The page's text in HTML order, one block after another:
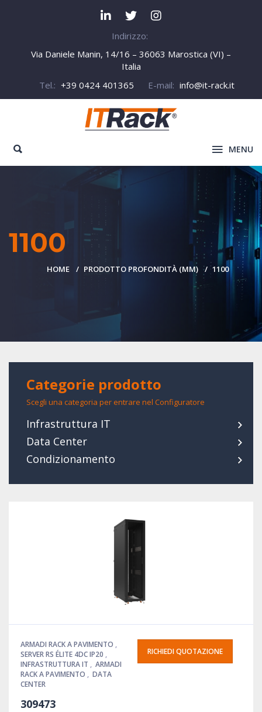
Indirizzo:
Via Daniele Manin, 14/16 – 36063 Marostica (VI) –
Italia
Tel.: +39 0424 401365 E-mail: info@it-rack.it
MENU
1100
HOME PRODOTTO PROFONDITÀ (MM) 1100
Categorie prodotto
Scegli una categoria per entrare nel Configuratore
Infrastruttura IT
Data Center
Condizionamento
ARMADI RACK A PAVIMENTO ,
SERVER RS ÉLITE 4DC IP20 ,
INFRASTRUTTURA IT , ARMADI
RACK A PAVIMENTO , DATA
CENTER
309473
RICHIEDI QUOTAZIONE